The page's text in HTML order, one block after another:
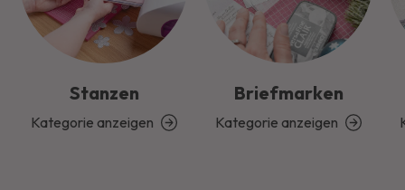
Stanzen
Kategorie anzeigen
Briefmarken
Kategorie anzeigen